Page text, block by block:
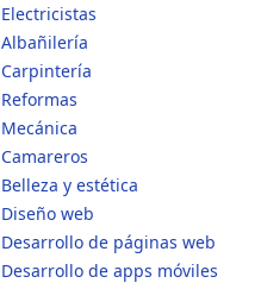
Electricistas
Albañilería
Carpintería
Reformas
Mecánica
Camareros
Belleza y estética
Diseño web
Desarrollo de páginas web
Desarrollo de apps móviles